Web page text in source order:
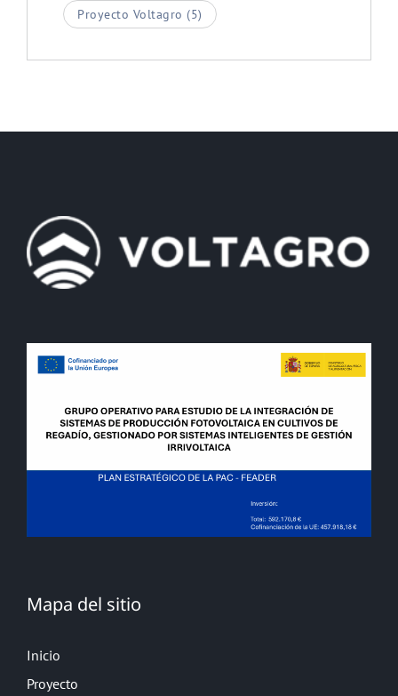
Proyecto Voltagro (5)
Mapa del sitio
Inicio
Proyecto